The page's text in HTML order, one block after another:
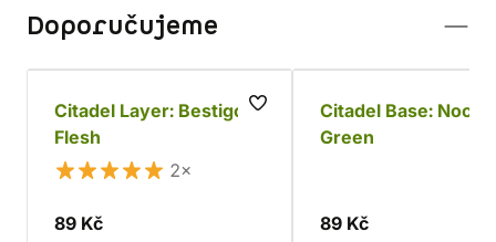
Doporučujeme
Citadel Layer: Bestigor
Flesh
2×
89 Kč
Citadel Base:
Green
89 Kč